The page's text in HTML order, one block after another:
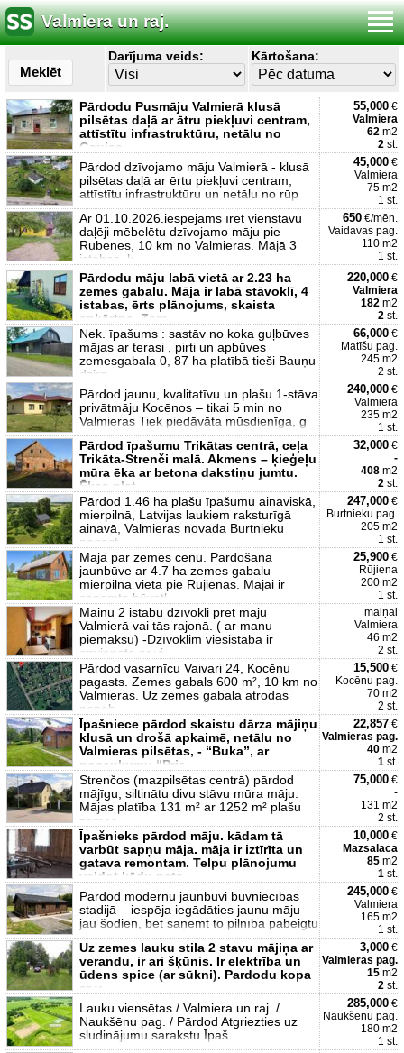
Valmiera un raj.
Meklēt
Darījuma veids: Kārtošana:
Pārdodu Pusmāju Valmierā klusā
pilsētas daļā ar ātru piekļuvi centram,
attīstītu infrastruktūru, netālu no
Gaujas.
55,000 €
Valmiera
62 m2
2 st.
Pārdod dzīvojamo māju Valmierā - klusā
pilsētas daļā ar ērtu piekļuvi centram,
attīstītu infrastruktūru un netālu no rūp
45,000 €
Valmiera
75 m2
1 st.
Ar 01.10.2026.iespējams īrēt vienstāvu
daļēji mēbelētu dzīvojamo māju pie
Rubenes, 10 km no Valmieras. Mājā 3
istabas, k
650 €/mēn.
Vaidavas pag.
110 m2
1 st.
Pārdodu māju labā vietā ar 2.23 ha
zemes gabalu. Māja ir labā stāvoklī, 4
istabas, ērts plānojums, skaista
apkārtne. Zem
220,000 €
Valmiera
182 m2
2 st.
Nek. īpašums : sastāv no koka guļbūves
mājas ar terasi , pirti un apbūves
zemesgabala 0, 87 ha platībā tieši Bauņu
dzirn
66,000 €
Matīšu pag.
245 m2
2 st.
Pārdod jaunu, kvalitatīvu un plašu 1-stāva
privātmāju Kocēnos – tikai 5 min no
Valmieras Tiek piedāvāta mūsdienīga, g
240,000 €
Valmiera
235 m2
1 st.
Pārdod īpašumu Trikātas centrā, ceļa
Trikāta-Strenči malā. Akmens – ķieģeļu
mūra ēka ar betona dakstiņu jumtu.
Ēkas plat
32,000 €
-
408 m2
2 st.
Pārdod 1.46 ha plašu īpašumu ainaviskā,
mierpilnā, Latvijas laukiem raksturīgā
ainavā, Valmieras novada Burtnieku
pagast
247,000 €
Burtnieku pag.
205 m2
1 st.
Māja par zemes cenu. Pārdošanā
jaunbūve ar 4.7 ha zemes gabalu
mierpilnā vietā pie Rūjienas. Mājai ir
saņemta būvatļ
25,900 €
Rūjiena
200 m2
1 st.
Mainu 2 istabu dzīvokli pret māju
Valmierā vai tās rajonā. ( ar manu
piemaksu) -Dzīvoklim viesistaba ir
apvienota ar vi
maiņai
Valmiera
46 m2
2 st.
Pārdod vasarnīcu Vaivari 24, Kocēnu
pagasts. Zemes gabals 600 m², 10 km no
Valmieras. Uz zemes gabala atrodas
nepab
15,500 €
Kocēnu pag.
70 m2
2 st.
Īpašniece pārdod skaistu dārza mājiņu
klusā un drošā apkaimē, netālu no
Valmieras pilsētas, - “Buka”, ar
nosaukumu “Prie
22,857 €
Valmieras pag.
40 m2
1 st.
Strenčos (mazpilsētas centrā) pārdod
mājīgu, siltinātu divu stāvu mūra māju.
Mājas platība 131 m² ar 1252 m² plašu
zemes
75,000 €
-
131 m2
2 st.
Īpašnieks pārdod māju. kādam tā
varbūt sapņu māja. māja ir iztīrīta un
gatava remontam. Telpu plānojumu
veidot kādu pats
10,000 €
Mazsalaca
85 m2
1 st.
Pārdod modernu jaunbūvi būvniecības
stadijā – iespēja iegādāties jaunu māju
jau šodien, bet saņemt to pilnībā pabeigtu
245,000 €
Valmiera
165 m2
1 st.
Uz zemes lauku stila 2 stavu mājiņa ar
verandu, ir ari šķūnis. Ir elektrība un
ūdens spice (ar sūkni). Pardodu kopa
ar v
3,000 €
Valmieras pag.
15 m2
2 st.
Lauku viensētas / Valmiera un raj. /
Naukšēnu pag. / Pārdod Atgriezties uz
sludinājumu sarakstu Īpaš
285,000 €
Naukšēnu pag.
180 m2
1 st.